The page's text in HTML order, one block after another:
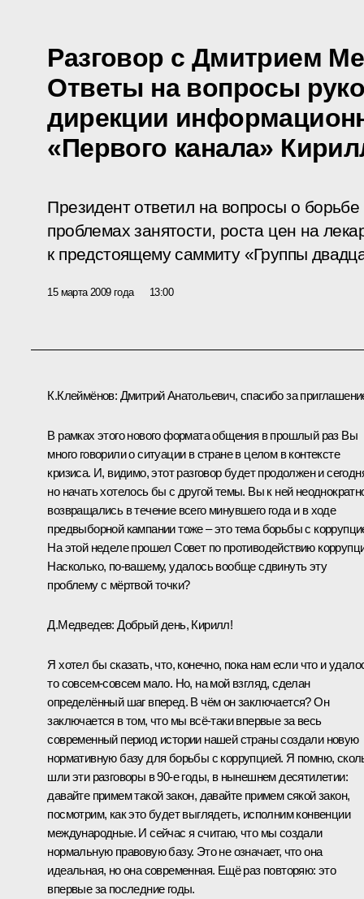
Разговор с Дмитрием
Ответы на вопросы
дирекции
«Первого канала»
Президент ответил на вопросы о
проблемах занятости, роста цен на
к предстоящему саммиту «Группы
15 марта 2009 года 13:00
К.Клеймёнов: Дмитрий Анатольевич, спасибо за
В рамках этого нового формата общения в прошлый раз Вы
много говорили о ситуации в стране в целом в контексте
кризиса. И, видимо, этот разговор будет продолжен и
но начать хотелось бы с другой темы. Вы к ней
возвращались в течение всего минувшего года и в ходе
предвыборной кампании тоже – это тема борьбы с
На этой неделе прошел Совет по противодействию
Насколько, по‑вашему, удалось вообще сдвинуть эту
проблему с мёртвой точки?
Д.Медведев: Добрый день, Кирилл!
Я хотел бы сказать, что, конечно, пока нам если что и
то совсем-совсем мало. Но, на мой взгляд, сделан
определённый шаг вперед. В чём он заключается? Он
заключается в том, что мы всё‑таки впервые за весь
современный период истории нашей страны создали новую
нормативную базу для борьбы с коррупцией. Я помню,
шли эти разговоры в 90-е годы, в нынешнем десятилетии:
давайте примем такой закон, давайте примем сякой закон,
посмотрим, как это будет выглядеть, исполним конвенции
международные. И сейчас я считаю, что мы создали
нормальную правовую базу. Это не означает, что она
идеальная, но она современная. Ещё раз повторяю: это
впервые за последние годы.